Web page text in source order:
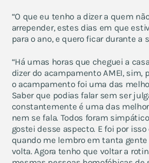
“O que eu tenho a dizer a quem
arrepender, estes dias em que
para o ano, e quero ficar durante a
“Há umas horas que cheguei a
dizer do acampamento AMEI, sim,
o acampamento foi uma das
Saber que podias falar sem ser
constantemente é uma das
nem se fala. Todos foram
gostei desse aspecto. E foi por
quando me lembro em tanta
volta. Agora tenho que voltar a